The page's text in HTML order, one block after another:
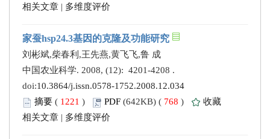
相关文章 | 多维度评价
家蚕hsp24.3基因的克隆及功能研究
刘彬斌,柴春利,王先燕,黄飞飞,鲁 成
中国农业科学. 2008, (12): 4201-4208 .
doi:10.3864/j.issn.0578-1752.2008.12.034
摘要 ( 1221 ) PDF (642KB) ( 768 )
收藏
相关文章 | 多维度评价